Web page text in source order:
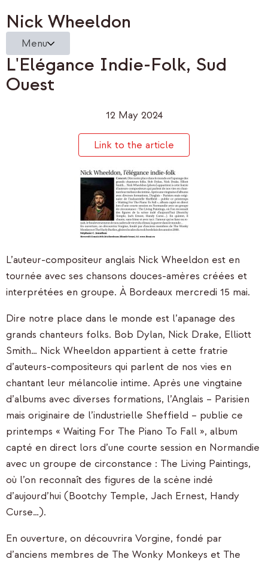
Nick Wheeldon
Menu
L'Elégance Indie-Folk, Sud
Ouest
12 May 2024
Link to the article
L’auteur-compositeur anglais Nick Wheeldon est en
tournée avec ses chansons douces-amères créées et
interprétées en groupe. À Bordeaux mercredi 15 mai.
Dire notre place dans le monde est l’apanage des
grands chanteurs folks. Bob Dylan, Nick Drake, Elliott
Smith… Nick Wheeldon appartient à cette fratrie
d’auteurs-compositeurs qui parlent de nos vies en
chantant leur mélancolie intime. Après une vingtaine
d’albums avec diverses formations, l’Anglais – Parisien
mais originaire de l’industrielle Sheffield – publie ce
printemps « Waiting For The Piano To Fall », album
capté en direct lors d’une courte session en Normandie
avec un groupe de circonstance : The Living Paintings,
où l’on reconnaît des figures de la scène indé
d’aujourd’hui (Bootchy Temple, Jach Ernest, Handy
Curse…).
En ouverture, on découvrira Vorgine, fondé par
d’anciens membres de The Wonky Monkeys et The